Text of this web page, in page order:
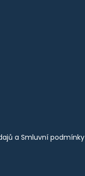
a Smluvní podmínky